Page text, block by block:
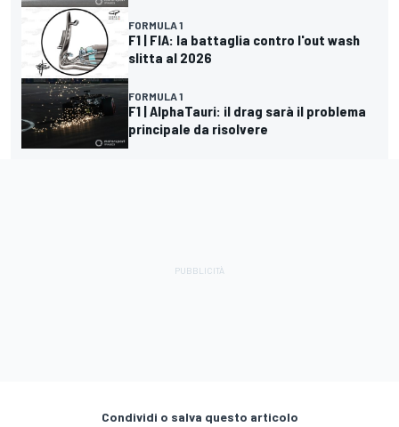
FORMULA 1
F1 | FIA: la battaglia contro l'out wash
slitta al 2026
FORMULA 1
F1 | AlphaTauri: il drag sarà il problema
principale da risolvere
Condividi o salva questo articolo